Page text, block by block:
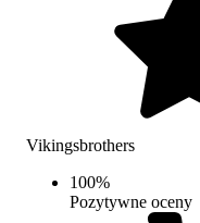
Vikingsbrothers
100%
Pozytywne oceny